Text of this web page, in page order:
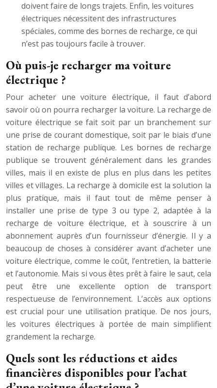
doivent faire de longs trajets. Enfin, les voitures
électriques nécessitent des infrastructures
spéciales, comme des bornes de recharge, ce qui
n’est pas toujours facile à trouver.
Où puis-je recharger ma voiture
électrique ?
Pour acheter une voiture électrique, il faut d’abord
savoir où on pourra recharger la voiture. La recharge de
voiture électrique se fait soit par un branchement sur
une prise de courant domestique, soit par le biais d’une
station de recharge publique. Les bornes de recharge
publique se trouvent généralement dans les grandes
villes, mais il en existe de plus en plus dans les petites
villes et villages. La recharge à domicile est la solution la
plus pratique, mais il faut tout de même penser à
installer une prise de type 3 ou type 2, adaptée à la
recharge de voiture électrique, et à souscrire à un
abonnement auprès d’un fournisseur d’énergie. Il y a
beaucoup de choses à considérer avant d’acheter une
voiture électrique, comme le coût, l’entretien, la batterie
et l’autonomie. Mais si vous êtes prêt à faire le saut, cela
peut être une excellente option de transport
respectueuse de l’environnement. L’accès aux options
est crucial pour une utilisation pratique. De nos jours,
les voitures électriques à portée de main simplifient
grandement la recharge.
Quels sont les réductions et aides
financières disponibles pour l’achat